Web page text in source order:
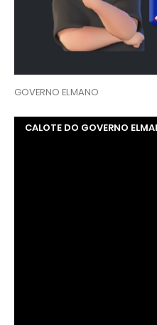
GOVERNO ELMANO
CALOTE DO GOVERNO